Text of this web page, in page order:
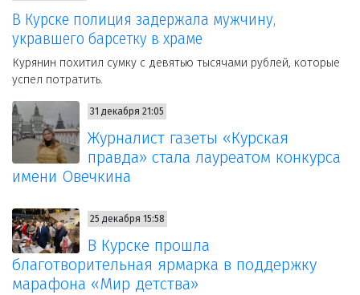
В Курске полиция задержала мужчину,
укравшего барсетку в храме
Курянин похитил сумку с девятью тысячами рублей, которые
успел потратить.
31 декабря 21:05
Журналист газеты «Курская
правда» стала лауреатом конкурса
имени Овечкина
25 декабря 15:58
В Курске прошла
благотворительная ярмарка в поддержку
марафона «Мир детства»